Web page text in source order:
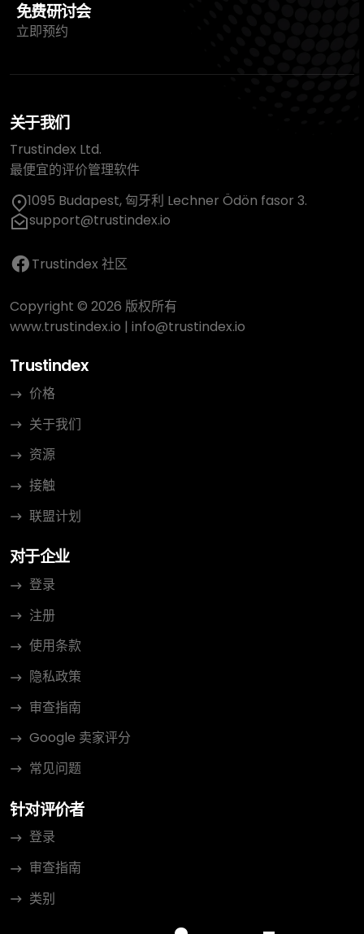
免费研讨会
立即预约
关于我们
Trustindex Ltd.
最便宜的评价管理软件
1095 Budapest, 匈牙利 Lechner Ödön fasor 3.
support@trustindex.io
Trustindex 社区
Copyright © 2026 版权所有
www.trustindex.io | info@trustindex.io
Trustindex
价格
关于我们
资源
接触
联盟计划
对于企业
登录
注册
使用条款
隐私政策
审查指南
Google 卖家评分
常见问题
针对评价者
登录
审查指南
类别